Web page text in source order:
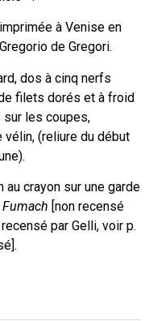
à Venise en
de Gregori.
dos à cinq nerfs
filets dorés et à froid
les coupes,
(reliure du début
au crayon sur une garde
[non recensé
recensé par Gelli, voir p.